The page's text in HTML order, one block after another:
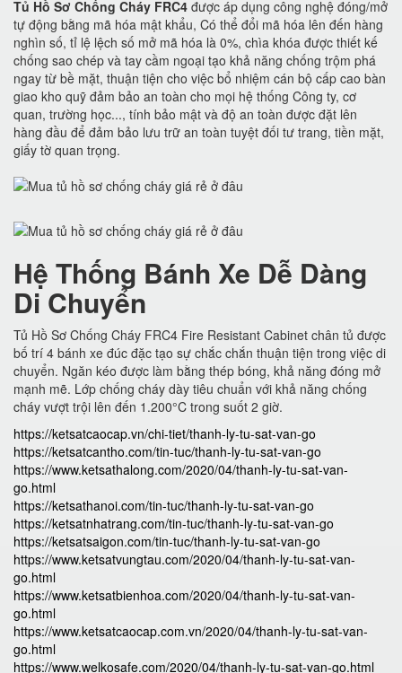
Tủ Hồ Sơ Chống Cháy FRC4 được áp dụng công nghệ đóng/mở
tự động bằng mã hóa mật khẩu, Có thể đổi mã hóa lên đến hàng
nghìn số, tỉ lệ lệch số mở mã hóa là 0%, chìa khóa được thiết kế
chống sao chép và tay cầm ngoại tạo khả năng chống trộm phá
ngay từ bề mặt, thuận tiện cho việc bổ nhiệm cán bộ cấp cao bàn
giao kho quỹ đảm bảo an toàn cho mọi hệ thống Công ty, cơ
quan, trường học..., tính bảo mật và độ an toàn được đặt lên
hàng đầu để đảm bảo lưu trữ an toàn tuyệt đối tư trang, tiền mặt,
giấy tờ quan trọng.
Hệ Thống Bánh Xe Dễ Dàng
Di Chuyển
Tủ Hồ Sơ Chống Cháy FRC4 Fire Resistant Cabinet chân tủ được
bố trí 4 bánh xe đúc đặc tạo sự chắc chắn thuận tiện trong việc di
chuyển. Ngăn kéo được làm bằng thép bóng, khả năng đóng mở
mạnh mẽ. Lớp chống cháy dày tiêu chuẩn với khả năng chống
cháy vượt trội lên đến 1.200°C trong suốt 2 giờ.
https://ketsatcaocap.vn/chi-tiet/thanh-ly-tu-sat-van-go
https://ketsatcantho.com/tin-tuc/thanh-ly-tu-sat-van-go
https://www.ketsathalong.com/2020/04/thanh-ly-tu-sat-van-
go.html
https://ketsathanoi.com/tin-tuc/thanh-ly-tu-sat-van-go
https://ketsatnhatrang.com/tin-tuc/thanh-ly-tu-sat-van-go
https://ketsatsaigon.com/tin-tuc/thanh-ly-tu-sat-van-go
https://www.ketsatvungtau.com/2020/04/thanh-ly-tu-sat-van-
go.html
https://www.ketsatbienhoa.com/2020/04/thanh-ly-tu-sat-van-
go.html
https://www.ketsatcaocap.com.vn/2020/04/thanh-ly-tu-sat-van-
go.html
https://www.welkosafe.com/2020/04/thanh-ly-tu-sat-van-go.html